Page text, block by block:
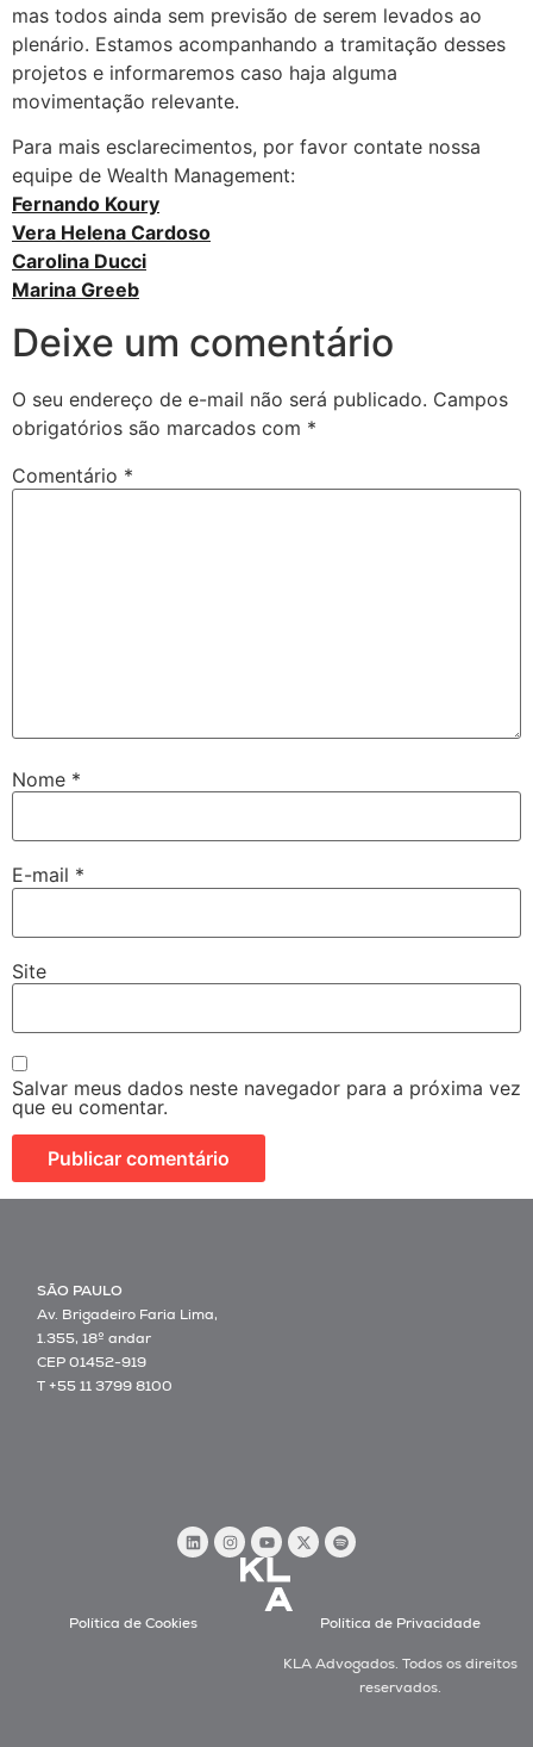
mas todos ainda sem previsão de serem levados ao
plenário. Estamos acompanhando a tramitação desses
projetos e informaremos caso haja alguma
movimentação relevante.
Para mais esclarecimentos, por favor contate nossa
equipe de Wealth Management:
Fernando Koury
Vera Helena Cardoso
Carolina Ducci
Marina Greeb
Deixe um comentário
O seu endereço de e-mail não será publicado. Campos
obrigatórios são marcados com *
Comentário *
Nome *
E-mail *
Site
Salvar meus dados neste navegador para a próxima vez
que eu comentar.
SÃO PAULO
Av. Brigadeiro Faria Lima,
1.355, 18º andar
CEP 01452-919
T +55 11 3799 8100
Política de Cookies Política de Privacidade
KLA Advogados. Todos os direitos
reservados.